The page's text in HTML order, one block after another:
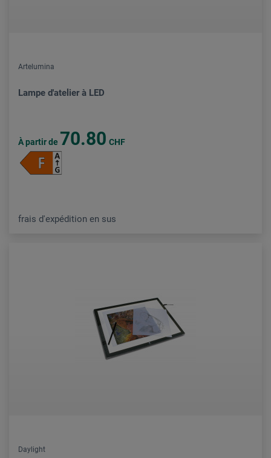
Artelumina
Lampe d'atelier à LED
À partir de 70.80 CHF
frais d'expédition en sus
Daylight